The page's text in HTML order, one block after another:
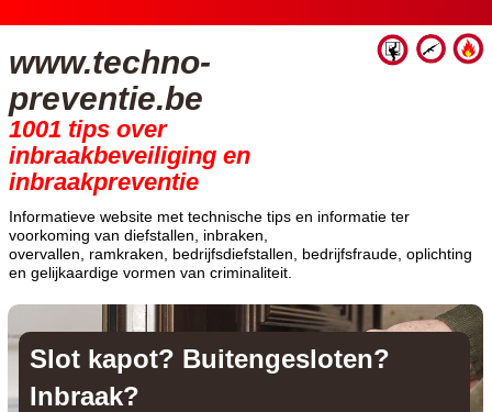
www.techno-
preventie.be
1001 tips over
inbraakbeveiliging en
inbraakpreventie
Informatieve website met technische tips en informatie ter
voorkoming van diefstallen, inbraken,
overvallen, ramkraken, bedrijfsdiefstallen, bedrijfsfraude, oplichting
en gelijkaardige vormen van criminaliteit.
Slot kapot? Buitengesloten?
Inbraak?